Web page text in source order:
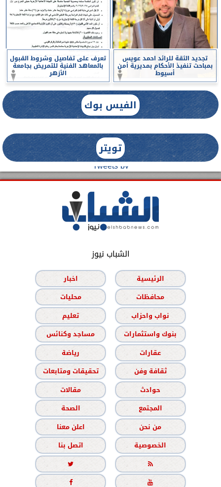
تجديد الثقة للرائد احمد عويس
بمباحث تنفيذ الأحكام بمديرية أمن
أسيوط
تعرف على تفاصيل وشروط القبول
بالمعاهد الفنية للتمريض بجامعة
الأزهر
الفيس بوك
تويتر
Tweets by
الشباب نيوز
الرئيسية
اخبار
محافظات
محليات
نواب واحزاب
تعليم
بنوك واستثمارات
مساجد وكنائس
عقارات
رياضة
ثقافة وفن
تحقيقات ومتابعات
حوادث
مقالات
المجتمع
الصحة
من نحن
اعلن معنا
الخصوصية
اتصل بنا



